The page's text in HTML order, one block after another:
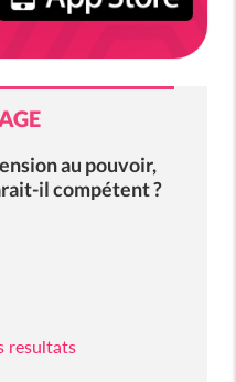
au pouvoir,
il compétent ?
resultats